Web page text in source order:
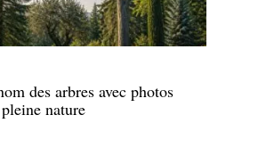
des arbres avec photos
nature